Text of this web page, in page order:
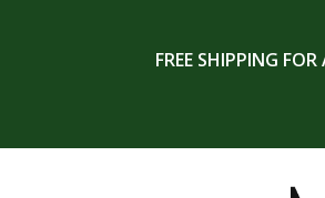
FREE SHIPPING